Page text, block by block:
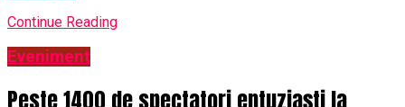
Continue Reading
Eveniment